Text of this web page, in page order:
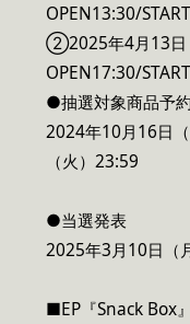
OPEN13:30/
②2025年4月13日
OPEN17:30/
●抽選対象商品予
2024年10月16日
（火）23:59
●当選発表
2025年3月10日（
■EP『Snack Box』